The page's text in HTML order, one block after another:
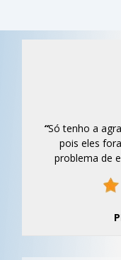
“Só tenho a
pois eles
problema de